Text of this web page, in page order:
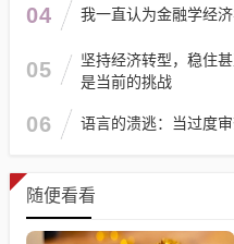
04 我一直认为金融学经
05
坚持经济转型，稳住
是当前的挑战
06 语言的溃逃：当过度
随便看看